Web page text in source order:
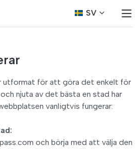
SV
utformat för att göra det enkelt för
njuta av det bästa en stad har
vanligtvis fungerar:
och börja med att välja den